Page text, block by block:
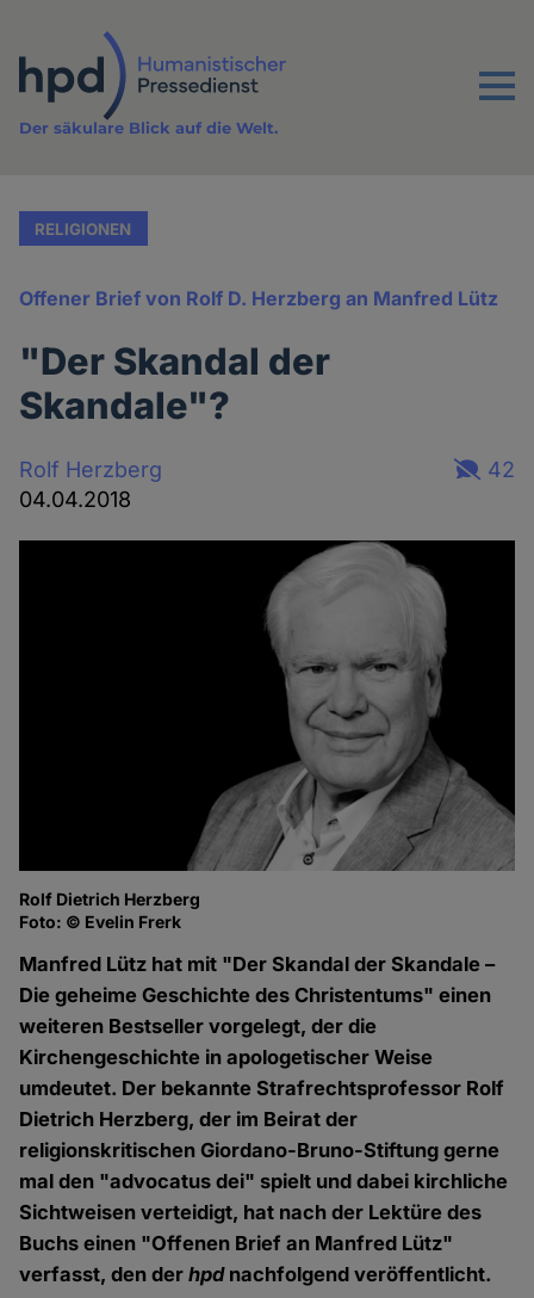
Inhalt
Menu
Der säkulare Blick auf die Welt.
RELIGIONEN
Offener Brief von Rolf D. Herzberg an Manfred Lütz
"Der Skandal der
Skandale"?
Rolf Herzberg
04.04.2018
42
Rolf Dietrich Herzberg
Foto: © Evelin Frerk
Manfred Lütz hat mit "Der Skandal der Skandale –
Die geheime Geschichte des Christentums" einen
weiteren Bestseller vorgelegt, der die
Kirchengeschichte in apologetischer Weise
umdeutet. Der bekannte Strafrechtsprofessor Rolf
Dietrich Herzberg, der im Beirat der
religionskritischen Giordano-Bruno-Stiftung gerne
mal den "advocatus dei" spielt und dabei kirchliche
Sichtweisen verteidigt, hat nach der Lektüre des
Buchs einen "Offenen Brief an Manfred Lütz"
verfasst, den derhpdnachfolgend veröffentlicht.